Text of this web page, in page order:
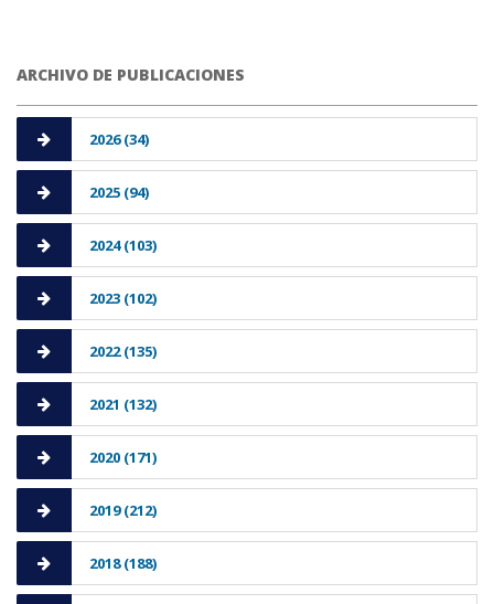
ARCHIVO DE PUBLICACIONES
2026 (34)
2025 (94)
2024 (103)
2023 (102)
2022 (135)
2021 (132)
2020 (171)
2019 (212)
2018 (188)